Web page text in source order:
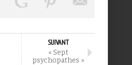
SUIVANT
« Sept
psychopathes »